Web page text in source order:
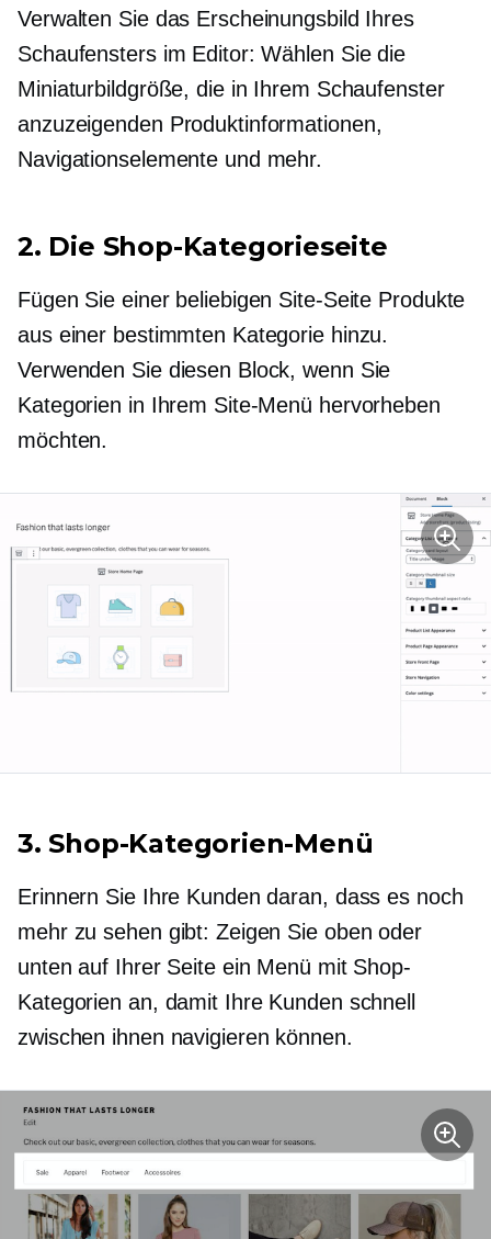
Verwalten Sie das Erscheinungsbild Ihres
Schaufensters im Editor: Wählen Sie die
Miniaturbildgröße, die in Ihrem Schaufenster
anzuzeigenden Produktinformationen,
Navigationselemente und mehr.
2. Die Shop-Kategorieseite
Fügen Sie einer beliebigen Site-Seite Produkte
aus einer bestimmten Kategorie hinzu.
Verwenden Sie diesen Block, wenn Sie
Kategorien in Ihrem Site-Menü hervorheben
möchten.
3. Shop-Kategorien-Menü
Erinnern Sie Ihre Kunden daran, dass es noch
mehr zu sehen gibt: Zeigen Sie oben oder
unten auf Ihrer Seite ein Menü mit Shop-
Kategorien an, damit Ihre Kunden schnell
zwischen ihnen navigieren können.